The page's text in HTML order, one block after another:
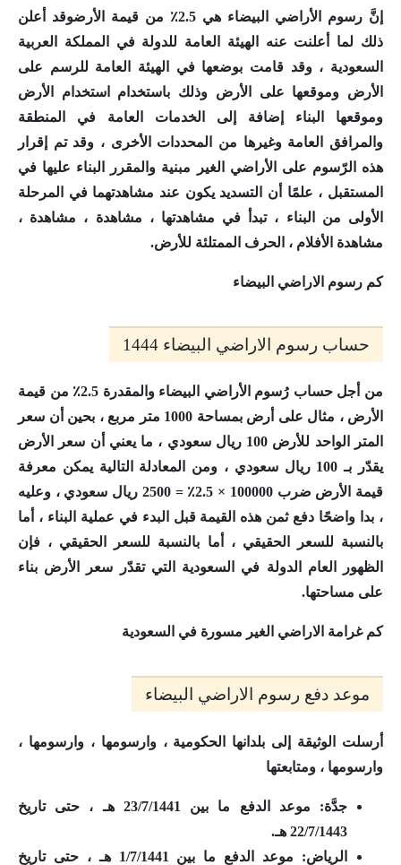
إنَّ رسوم الأراضي البيضاء هي 2.5٪ من قيمة الأرض
وقد أعلن
ذلك لما أعلنت عنه الهيئة العامة للدولة في المملكة العربية
السعودية ، وقد قامت بوضعها في الهيئة العامة للرسم على
الأرض وموقعها على الأرض وذلك باستخدام استخدام الأرض
وموقعها البناء إضافة إلى الخدمات العامة في المنطقة
والمرافق العامة وغيرها من المحددات الأخرى ، وقد تم إقرار
هذه الرّسوم على الأراضي الغير مبنية والمقرر البناء عليها في
المستقبل ، علمًا أن التسديد يكون عند مشاهدتهما في المرحلة
الأولى من البناء ، تبدأ في مشاهدتها ، مشاهدة ، مشاهدة ،
مشاهدة الأفلام ، الحرف الممتلئة للأرض.
كم رسوم الاراضي البيضاء
حساب رسوم الاراضي البيضاء 1444
من أجل حساب رُسوم الأراضي البيضاء والمقدرة 2.5٪ من قيمة
الأرض ، مثال على أرض بمساحة 1000 متر مربع ، بحين أن سعر
المتر الواحد للأرض 100 ريال سعودي ، ما يعني أن سعر الأرض
يقدّر بـ 100 ريال سعودي ، ومن المعادلة التالية يمكن معرفة
قيمة الأرض ضرب 100000 × 2.5٪ = 2500 ريال سعودي ، وعليه
، بدا واضحًا دفع ثمن هذه القيمة قبل البدء في عملية البناء ، أما
بالنسبة للسعر الحقيقي ، أما بالنسبة للسعر الحقيقي ، فإن
الظهور العام الدولة في السعودية التي تقدّر سعر الأرض بناء
على مساحتها.
كم غرامة الاراضي الغير مسورة في السعودية
موعد دفع رسوم الاراضي البيضاء
أرسلت الوثيقة إلى بلدانها الحكومية ، وارسومها ، وارسومها ،
وارسومها ، ومتابعتها
جدَّة:
موعد الدفع ما بين 23/7/1441 هـ ، حتى تاريخ
22/7/1443 هـ.
الرياض:
موعد الدفع ما بين 1/7/1441 هـ ، حتى تاريخ